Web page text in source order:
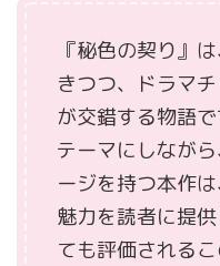
『秘色の契り』
きつつ、ドラマ
が交錯する物語
テーマにしなが
ージを持つ本作
魅力を読者に提
ても評価される